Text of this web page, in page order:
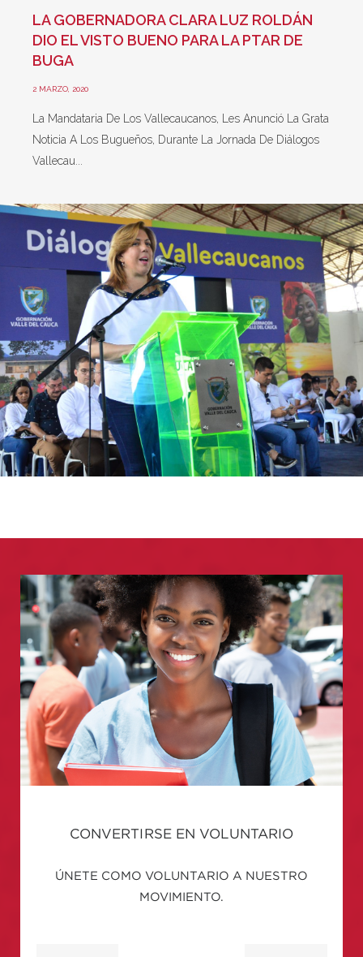
LA GOBERNADORA CLARA LUZ ROLDÁN
DIO EL VISTO BUENO PARA LA PTAR DE
BUGA
2 MARZO, 2020
La Mandataria De Los Vallecaucanos, Les Anunció La Grata
Noticia A Los Bugueños, Durante La Jornada De Diálogos
Vallecau...
CONVERTIRSE EN VOLUNTARIO
ÚNETE COMO VOLUNTARIO A NUESTRO
MOVIMIENTO.